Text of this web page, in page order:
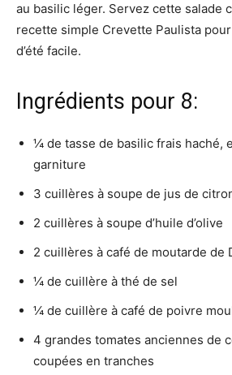
au basilic léger. Servez cette salade
recette simple Crevette Paulista
d’été facile.
Ingrédients pour 8:
¼ de tasse de basilic frais haché,
garniture
3 cuillères à soupe de jus de
2 cuillères à soupe d’huile d’olive
2 cuillères à café de moutarde de
¼ de cuillère à thé de sel
¼ de cuillère à café de poivre
4 grandes tomates anciennes de
coupées en tranches